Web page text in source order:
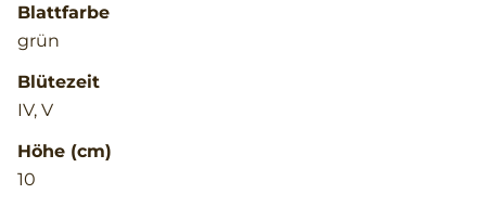
Blattfarbe
grün
Blütezeit
IV, V
Höhe (cm)
10